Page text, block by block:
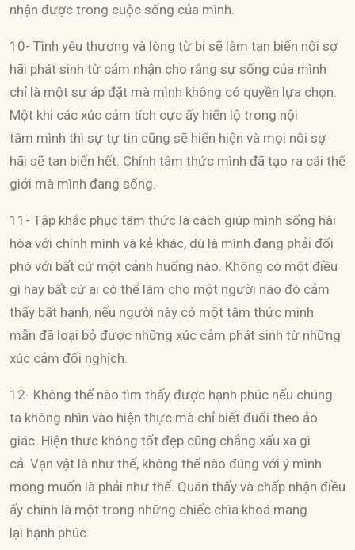
nhận được trong cuộc sống của mình.
10- Tình yêu thương và lòng từ bi sẽ làm tan biến nỗi sợ
hãi phát sinh từ cảm nhận cho rằng sự sống của mình
chỉ là một sự áp đặt mà mình không có quyền lựa chọn.
Một khi các xúc cảm tích cực ấy hiển lộ trong nội
tâm mình thì sự tự tin cũng sẽ hiển hiện và mọi nỗi sợ
hãi sẽ tan biến hết. Chính tâm thức mình đã tạo ra cái thế
giới mà mình đang sống.
11- Tập khắc phục tâm thức là cách giúp mình sống hài
hòa với chính mình và kẻ khác, dù là mình đang phải đối
phó với bất cứ một cảnh huống nào. Không có một điều
gì hay bất cứ ai có thể làm cho một người nào đó cảm
thấy bất hạnh, nếu người này có một tâm thức minh
mẫn đã loại bỏ được những xúc cảm phát sinh từ những
xúc cảm đối nghịch.
12- Không thể nào tìm thấy được hạnh phúc nếu chúng
ta không nhìn vào hiện thực mà chỉ biết đuổi theo ảo
giác. Hiện thực không tốt đẹp cũng chẳng xấu xa gì
cả. Vạn vật là như thế, không thể nào đúng với ý mình
mong muốn là phải như thế. Quán thấy và chấp nhận điều
ấy chính là một trong những chiếc chìa khoá mang
lại hạnh phúc.